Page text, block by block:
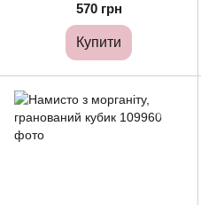
570 грн
Купити